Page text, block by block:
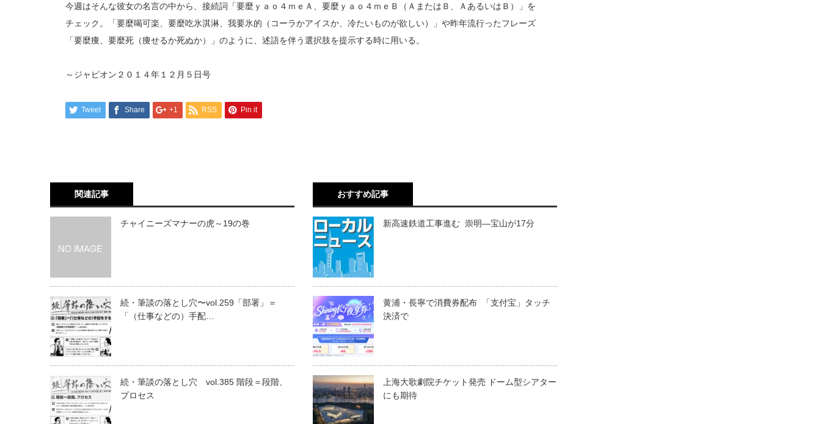
今週はそんな彼女の名言の中から、接続詞「要麼ｙａｏ４ｍｅＡ、要麼ｙａｏ４ｍｅＢ（ＡまたはＢ、ＡあるいはＢ）」を
チェック。「要麼喝可楽、要麼吃氷淇淋、我要氷的（コーラかアイスか、冷たいものが欲しい）」や昨年流行ったフレーズ
「要麼痩、要麼死（痩せるか死ぬか）」のように、述語を伴う選択肢を提示する時に用いる。
～ジャピオン２０１４年１２月５日号
Tweet Share +1 RSS Pin it
関連記事
チャイニーズマナーの虎～19の巻
続・筆談の落とし穴〜vol.259「部署」＝
「（仕事などの）手配…
続・筆談の落とし穴 vol.385 階段＝段階、
プロセス
おすすめ記事
新高速鉄道工事進む 崇明―宝山が17分
黄浦・長寧で消費券配布 「支付宝」タッチ
決済で
上海大歌劇院チケット発売 ドーム型シアター
にも期待